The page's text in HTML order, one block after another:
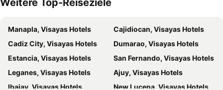
Weitere Top-Reiseziele
Manapla, Visayas Hotels
Cajidiocan, Visayas Hotels
Cadiz City, Visayas Hotels
Dumarao, Visayas Hotels
Estancia, Visayas Hotels
San Fernando, Visayas Hotels
Leganes, Visayas Hotels
Ajuy, Visayas Hotels
Ibajay, Visayas Hotels
New Lucena, Visayas Hotels